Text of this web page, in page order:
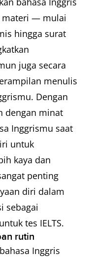
materi — mulai
hingga surat
juga secara
menulis
Dengan
dengan minat
Inggrismu saat
untuk
kaya dan
penting
diri dalam
sebagai
tes IELTS.
rutin
Inggris